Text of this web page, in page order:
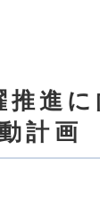
推進
計画